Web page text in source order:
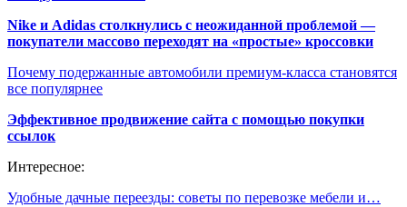
Nike и Adidas столкнулись с неожиданной проблемой —
покупатели массово переходят на «простые» кроссовки
Почему подержанные автомобили премиум-класса становятся
все популярнее
Эффективное продвижение сайта с помощью покупки
ссылок
Интересное:
Удобные дачные переезды: советы по перевозке мебели и…